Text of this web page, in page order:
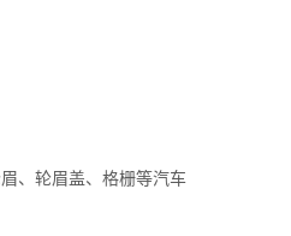
、轮眉盖、格栅等汽车